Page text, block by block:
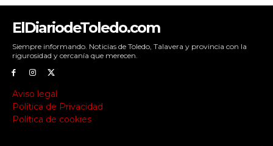
ElDiariodeToledo.com
Siempre informando. Noticias de Toledo, Talavera y provincia con la
rigurosidad y cercanía que merecen.
Aviso legal
Política de Privacidad
Política de cookies